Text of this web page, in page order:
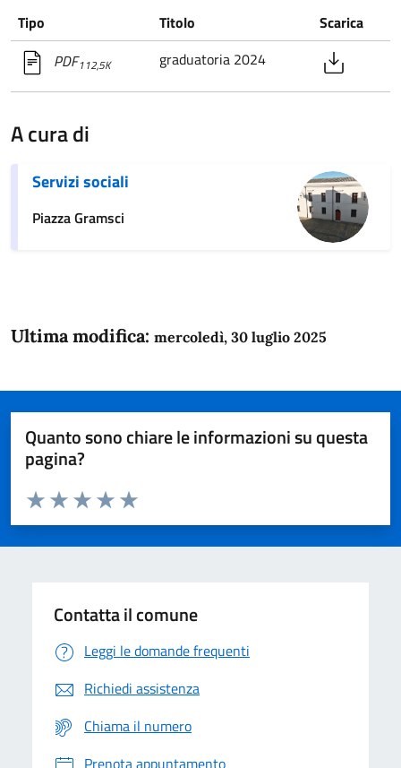
Tipo Titolo
Scarica
PDF112,5K graduatoria 2024
A cura di
Servizi sociali
Piazza Gramsci
Ultima modifica: mercoledì, 30 luglio 2025
Quanto sono chiare le informazioni su questa
pagina?
Domanda
Valuta da 1 a 5 stelle la pagina
Valuta 5 stelle su 5
Valuta 4 stelle su 5
Valuta 3 stelle su 5
Valuta 2 stelle su 5
Valuta 1 stelle su 5
Contatta il comune
Leggi le domande frequenti
Richiedi assistenza
Chiama il numero
Prenota appuntamento